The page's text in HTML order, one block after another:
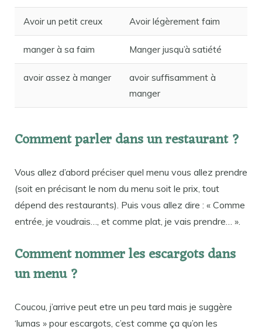
Avoir un petit creux Avoir légèrement faim
manger à sa faim Manger jusqu’à satiété
avoir assez à manger
avoir suffisamment à
manger
Comment parler dans un restaurant ?
Vous allez d’abord préciser quel menu vous allez prendre
(soit en précisant le nom du menu soit le prix, tout
dépend des restaurants). Puis vous allez dire : « Comme
entrée, je voudrais…, et comme plat, je vais prendre… ».
Comment nommer les escargots dans
un menu ?
Coucou, j’arrive peut etre un peu tard mais je suggère
‘lumas » pour escargots, c’est comme ça qu’on les